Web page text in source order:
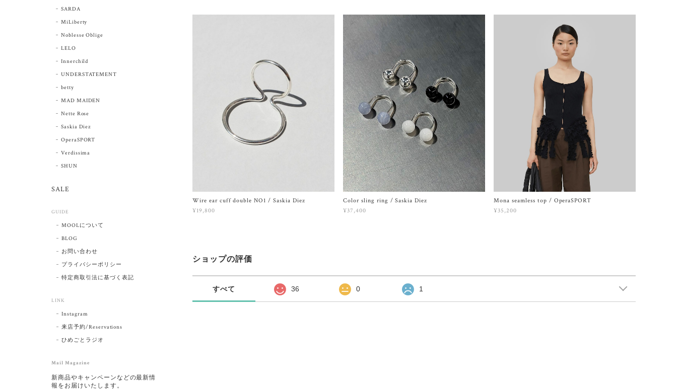
Wire ear cuff double NO1 / Saskia Diez
¥19,800
Color sling ring / Saskia Diez
¥37,400
Mona seamless top / OperaSPORT
¥35,200
ショップの評価
すべて 36 0 1
SARDA
MiLiberty
Noblesse Oblige
LELO
Innerchild
UNDERSTATEMENT
betty
MAD MAIDEN
Nette Rose
Saskia Diez
OperaSPORT
Verdissima
SHUN
SALE
GUIDE
MOOLについて
BLOG
お問い合わせ
プライバシーポリシー
特定商取引法に基づく表記
LINK
Instagram
来店予約/Reservations
ひめごとラジオ
Mail Magazine
新商品やキャンペーンなどの最新情
報をお届けいたします。